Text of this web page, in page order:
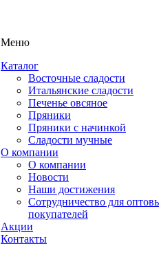
Меню
Каталог
Восточные сладости
Итальянские сладости
Печенье овсяное
Пряники
Пряники с начинкой
Сладости мучные
О компании
О компании
Новости
Наши достижения
Сотрудничество для
покупателей
Акции
Контакты